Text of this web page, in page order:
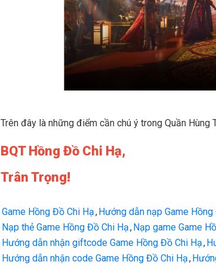
Trên đây là những điểm cần chú ý trong Quần
BQT Hồng Đồ Chi Hạ,
Trân Trọng!
Game Hồng Đồ Chi Hạ,Hướng dẫn nạp Game
Nạp thẻ Game Hồng Đồ Chi Hạ,Nạp game Game
Hướng dẫn nhận giftcode Game Hồng Đồ Chi Hạ,
Hướng dẫn nhận code Game Hồng Đồ Chi Hạ,